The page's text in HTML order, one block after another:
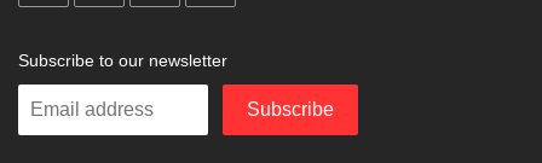
Subscribe to our newsletter
Enter
Subscribe